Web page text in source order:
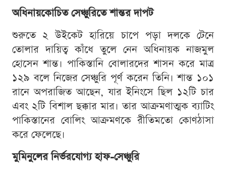
অধিনায়কোচিত সেঞ্চুরিতে শান্তর দাপট
শুরুতে ২ উইকেট হারিয়ে চাপে পড়া দলকে টেনে
তোলার দায়িত্ব কাঁধে তুলে নেন অধিনায়ক নাজমুল
হোসেন শান্ত। পাকিস্তানি বোলারদের শাসন করে মাত্র
১২৯ বলে নিজের সেঞ্চুরি পূর্ণ করেন তিনি। শান্ত ১০১
রানে অপরাজিত আছেন, যার ইনিংসে ছিল ১২টি চার
এবং ২টি বিশাল ছক্কার মার। তার আক্রমণাত্মক ব্যাটিং
পাকিস্তানের বোলিং আক্রমণকে রীতিমতো কোণঠাসা
করে ফেলেছে।
মুমিনুলের নির্ভরযোগ্য হাফ-সেঞ্চুরি